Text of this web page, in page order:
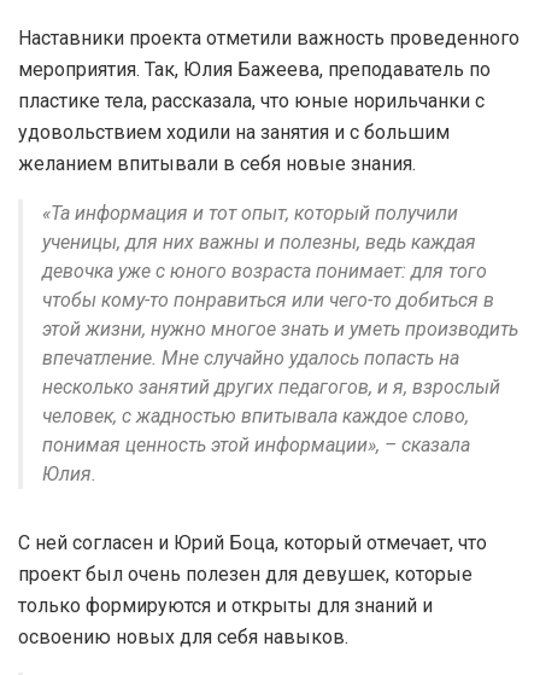
Наставники проекта отметили важность проведенного
мероприятия. Так, Юлия Бажеева, преподаватель по
пластике тела, рассказала, что юные норильчанки с
удовольствием ходили на занятия и с большим
желанием впитывали в себя новые знания.
«Та информация и тот опыт, который получили
ученицы, для них важны и полезны, ведь каждая
девочка уже с юного возраста понимает: для того
чтобы кому-то понравиться или чего-то добиться в
этой жизни, нужно многое знать и уметь производить
впечатление. Мне случайно удалось попасть на
несколько занятий других педагогов, и я, взрослый
человек, с жадностью впитывала каждое слово,
понимая ценность этой информации», – сказала
Юлия.
С ней согласен и Юрий Боца, который отмечает, что
проект был очень полезен для девушек, которые
только формируются и открыты для знаний и
освоению новых для себя навыков.